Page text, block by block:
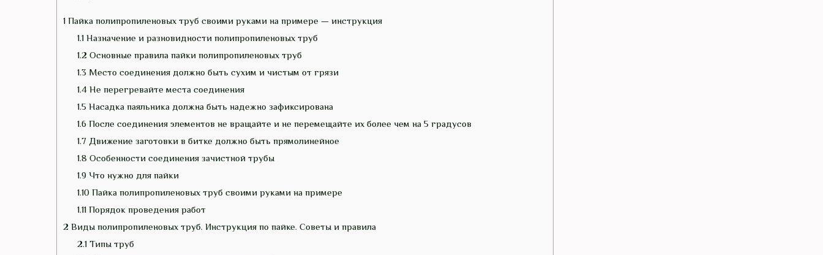
1 Пайка полипропиленовых труб своими руками на примере — инструкция
1.1Назначение и разновидности полипропиленовых труб
1.2Основные правила пайки полипропиленовых труб
1.3 Место соединения должно быть сухим и чистым от грязи
1.4Не перегревайте места соединения
1.5 Насадка паяльника должна быть надежно зафиксирована
1.6 После соединения элементов не вращайте и не перемещайте их более чем на 5 градусов
1.7Движение заготовки в битке должно быть прямолинейное
1.8 Особенности соединения зачистной трубы
1.9Что нужно для пайки
1.10 Пайка полипропиленовых труб своими руками на примере
1.11Порядок проведения работ
2 Виды полипропиленовых труб. Инструкция по пайке. Советы и правила
2.1Типы труб